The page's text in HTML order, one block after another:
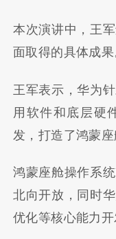
本次演讲中，王
面取得的具体成果
王军表示，华为
用软件和底层硬
发，打造了鸿蒙座
鸿蒙座舱操作系
北向开放，同时
优化等核心能力开